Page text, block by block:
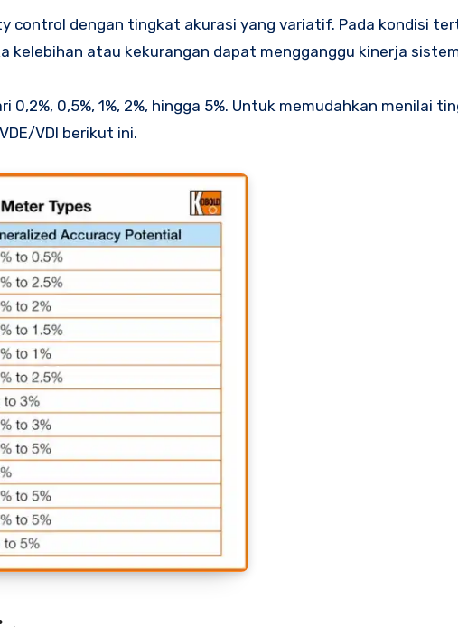
control dengan tingkat akurasi yang variatif. Pada kondisi
kelebihan atau kekurangan dapat mengganggu kinerja
0,5%, 1%, 2%, hingga 5%. Untuk memudahkan menilai
VDI berikut ini.